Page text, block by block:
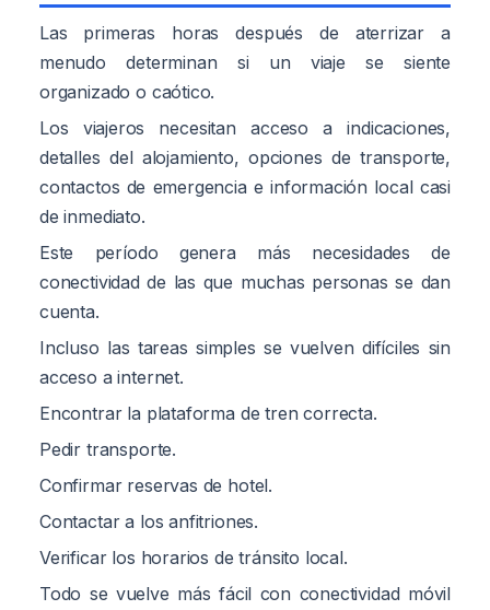
Las primeras horas después de aterrizar a
menudo determinan si un viaje se siente
organizado o caótico.
Los viajeros necesitan acceso a indicaciones,
detalles del alojamiento, opciones de transporte,
contactos de emergencia e información local casi
de inmediato.
Este período genera más necesidades de
conectividad de las que muchas personas se dan
cuenta.
Incluso las tareas simples se vuelven difíciles sin
acceso a internet.
Encontrar la plataforma de tren correcta.
Pedir transporte.
Confirmar reservas de hotel.
Contactar a los anfitriones.
Verificar los horarios de tránsito local.
Todo se vuelve más fácil con conectividad móvil